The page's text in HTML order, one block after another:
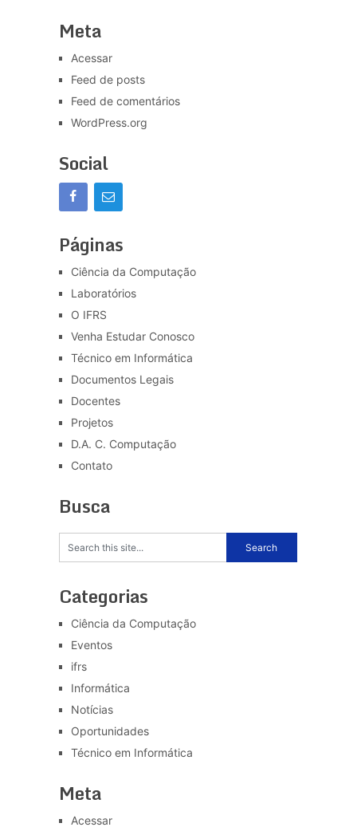
Meta
Acessar
Feed de posts
Feed de comentários
WordPress.org
Social
Páginas
Ciência da Computação
Laboratórios
O IFRS
Venha Estudar Conosco
Técnico em Informática
Documentos Legais
Docentes
Projetos
D.A. C. Computação
Contato
Busca
Categorias
Ciência da Computação
Eventos
ifrs
Informática
Notícias
Oportunidades
Técnico em Informática
Meta
Acessar